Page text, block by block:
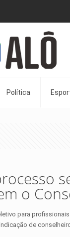
Política
o
para
de